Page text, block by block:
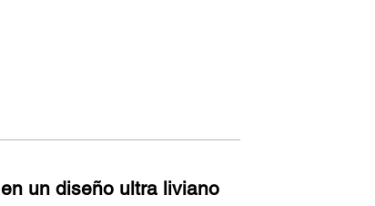
un diseño ultra liviano